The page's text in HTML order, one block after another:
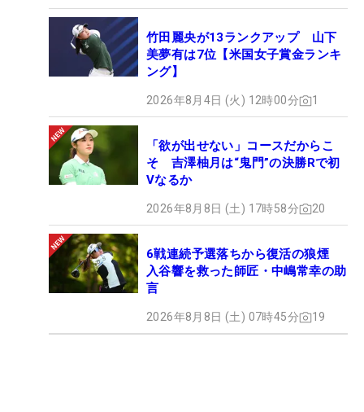
竹田麗央が13ランクアップ 山下
美夢有は7位【米国女子賞金ランキ
ング】
2026年8月4日 (火) 12時00分 1
「欲が出せない」コースだからこ
そ 吉澤柚月は“鬼門”の決勝Rで初
Vなるか
2026年8月8日 (土) 17時58分 20
6戦連続予選落ちから復活の狼煙
入谷響を救った師匠・中嶋常幸の助
言
2026年8月8日 (土) 07時45分 19